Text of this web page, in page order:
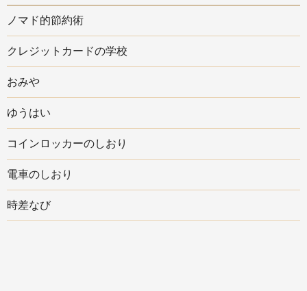
ノマド的節約術
クレジットカードの学校
おみや
ゆうはい
コインロッカーのしおり
電車のしおり
時差なび